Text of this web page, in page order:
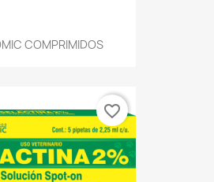
COMPRIMIDOS
favorite_border